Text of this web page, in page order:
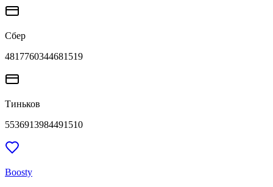
Сбер
4817760344681519
Тиньков
5536913984491510
Boosty